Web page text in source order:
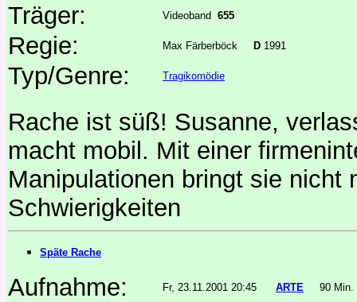
Träger: Videoband 655
Regie: Max Färberböck D 1991
Typ/Genre: Tragikomödie
Rache ist süß! Susanne,
macht mobil. Mit einer
Manipulationen bringt sie nicht
Schwierigkeiten
Späte Rache
Aufnahme: Fr, 23.11.2001 20:45 ARTE 90 Min.